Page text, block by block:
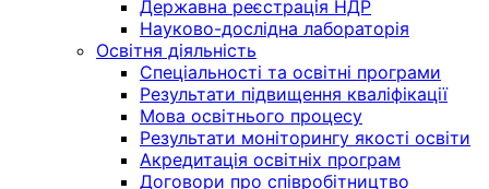
Державна реєстрація НДР
Науково-дослідна лабораторія
Освітня діяльність
Спеціальності та освітні програми
Результати підвищення кваліфікації
Мова освітнього процесу
Результати моніторингу якості освіти
Акредитація освітніх програм
Договори про співробітництво